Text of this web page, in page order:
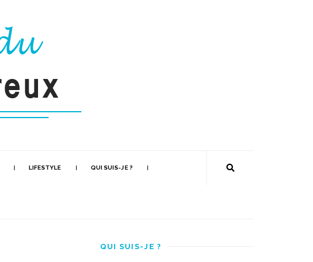
LIFESTYLE QUI SUIS-JE ?
QUI SUIS-JE ?